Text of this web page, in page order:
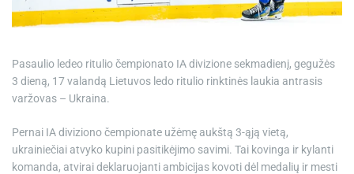
e
Pasaulio ledeo ritulio čempionato IA divizione sekmadienį, gegužės
3 dieną, 17 valandą Lietuvos ledo ritulio rinktinės laukia antrasis
varžovas – Ukraina.
Pernai IA diviziono čempionate užėmę aukštą 3-ąją vietą,
ukrainiečiai atvyko kupini pasitikėjimo savimi. Tai kovinga ir kylanti
komanda, atvirai deklaruojanti ambicijas kovoti dėl medalių ir mesti